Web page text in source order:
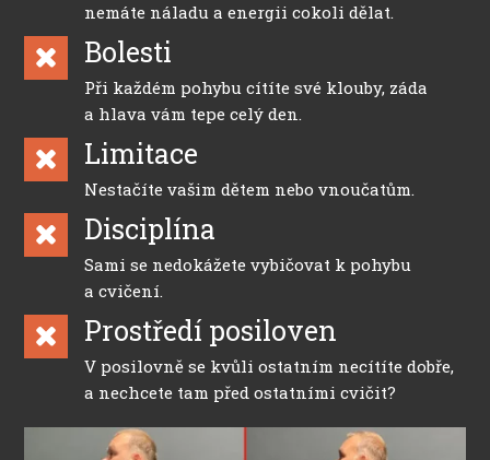
nemáte náladu a energii cokoli dělat.
Bolesti
Při každém pohybu cítíte své klouby, záda
a hlava vám tepe celý den.
Limitace
Nestačíte vašim dětem nebo vnoučatům.
Disciplína
Sami se nedokážete vybičovat k pohybu
a cvičení.
Prostředí posiloven
V posilovně se kvůli ostatním necítíte dobře,
a nechcete tam před ostatními cvičit?